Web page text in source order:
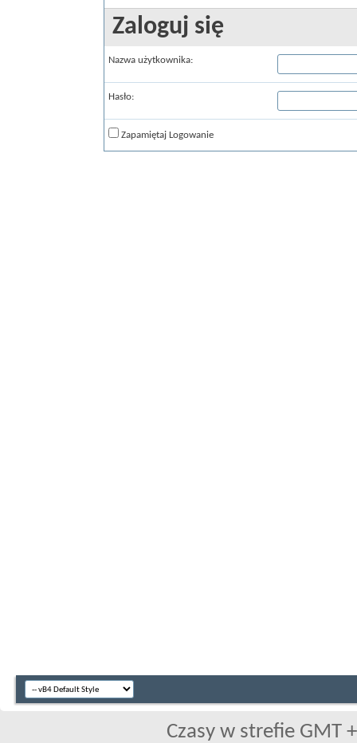
Zaloguj się
Nazwa użytkownika:
Hasło:
Zapamiętaj Logowanie
Czasy w strefie GMT